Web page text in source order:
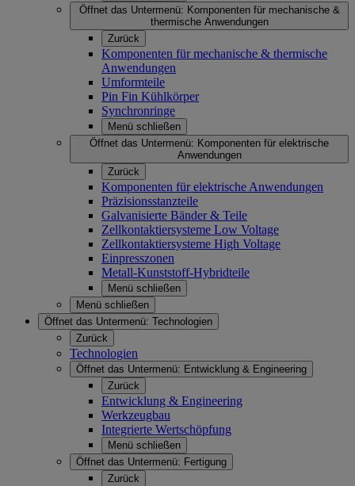
Öffnet das Untermenü: Komponenten für mechanische &
thermische Anwendungen
Zurück
Komponenten für mechanische & thermische
Anwendungen
Umformteile
Pin Fin Kühlkörper
Synchronringe
Menü schließen
Öffnet das Untermenü: Komponenten für elektrische
Anwendungen
Zurück
Komponenten für elektrische Anwendungen
Präzisionsstanzteile
Galvanisierte Bänder & Teile
Zellkontaktiersysteme Low Voltage
Zellkontaktiersysteme High Voltage
Einpresszonen
Metall-Kunststoff-Hybridteile
Menü schließen
Menü schließen
Öffnet das Untermenü: Technologien
Zurück
Technologien
Öffnet das Untermenü: Entwicklung & Engineering
Zurück
Entwicklung & Engineering
Werkzeugbau
Integrierte Wertschöpfung
Menü schließen
Öffnet das Untermenü: Fertigung
Zurück